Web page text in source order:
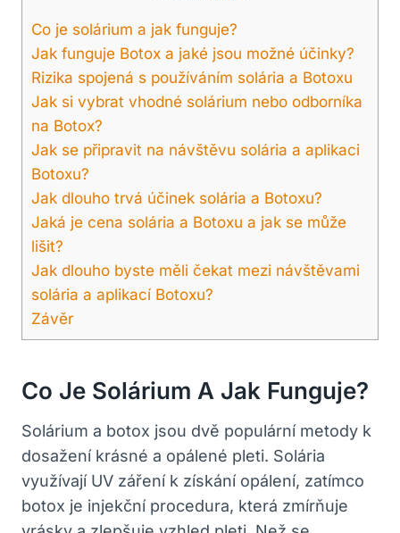
Co je solárium a jak funguje?
Jak funguje Botox a jaké jsou možné účinky?
Rizika spojená s používáním solária a Botoxu
Jak si vybrat vhodné solárium nebo odborníka
na Botox?
Jak se připravit na návštěvu solária a aplikaci
Botoxu?
Jak dlouho trvá účinek solária a Botoxu?
Jaká je cena solária a Botoxu a jak se může
lišit?
Jak dlouho byste měli čekat mezi návštěvami
solária a aplikací Botoxu?
Závěr
Co Je Solárium A Jak Funguje?
Solárium a botox jsou dvě populární metody k
dosažení krásné a opálené pleti. Solária
využívají UV záření k získání opálení, zatímco
botox je injekční procedura, která zmírňuje